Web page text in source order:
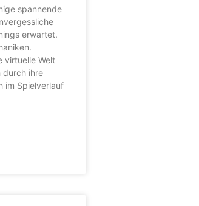
spannende
erwartet.
virtuelle Welt
durch ihre
im Spielverlauf